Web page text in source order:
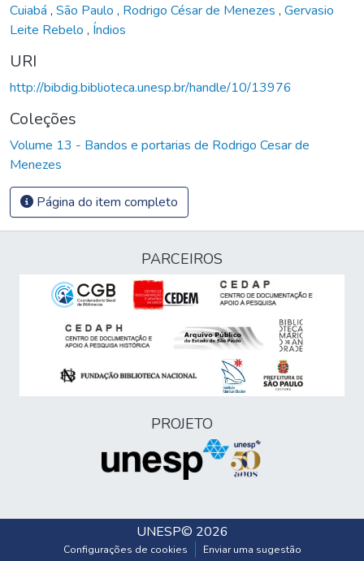
Cuiabá , São Paulo , Rodrigo César de Menezes , Gervasio
Leite Rebelo , Índios
URI
http://bibdig.biblioteca.unesp.br/handle/10/13976
Coleções
Volume 13 - Bandos e portarias de Rodrigo Cesar de
Menezes
Página do item completo
PARCEIROS
PROJETO
UNESP© 2026
Configurações de cookies Enviar uma sugestão